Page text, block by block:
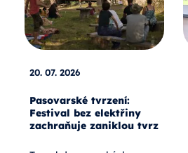
20. 07. 2026
Pasovarské tvrzení:
Festival bez elektřiny
zachraňuje zaniklou tvrz